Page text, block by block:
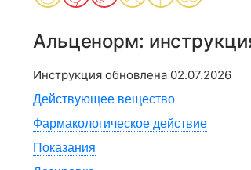
Альценорм:
Инструкция обновлена 02.07.2026
Действующее вещество
Фармакологическое действие
Показания